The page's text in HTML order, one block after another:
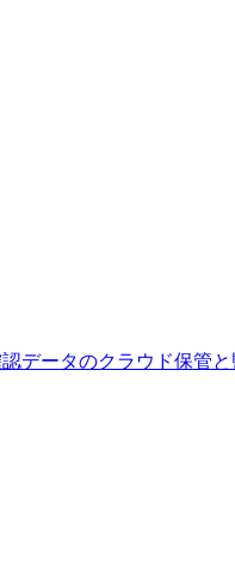
データのクラウド保管と